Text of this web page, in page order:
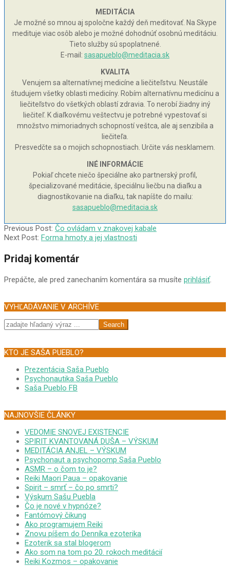
MEDITÁCIA
Je možné so mnou aj spoločne každý deň meditovať. Na Skype
medituje viac osôb alebo je možné dohodnúť osobnú meditáciu.
Tieto služby sú spoplatnené.
E-mail: sasapueblo@meditacia.sk
KVALITA
Venujem sa alternatívnej medicíne a liečiteľstvu. Neustále
študujem všetky oblasti medicíny. Robím alternatívnu medicínu a
liečiteľstvo do všetkých oblastí zdravia. To nerobí žiadny iný
liečiteľ. K diaľkovému veštectvu je potrebné vypestovať si
množstvo mimoriadnych schopností veštca, ale aj senzibila a
liečiteľa.
Presvedčte sa o mojich schopnostiach. Určite vás nesklamem.
INÉ INFORMÁCIE
Pokiaľ chcete niečo špeciálne ako partnerský profil,
špecializované meditácie, špeciálnu liečbu na diaľku a
diagnostikovanie na diaľku, tak napíšte do mailu:
sasapueblo@meditacia.sk
2006-
11-
Previous Post: Čo ovládam v znakovej kabale
Next Post: Forma hmoty a jej vlastnosti
Pridaj komentár
Prepáčte, ale pred zanechaním komentára sa musíte prihlásiť.
VYHĽADÁVANIE V ARCHÍVE
Search
KTO JE SAŠA PUEBLO?
Prezentácia Saša Pueblo
Psychonautika Saša Pueblo
Saša Pueblo FB
NAJNOVŠIE ČLÁNKY
VEDOMIE SNOVEJ EXISTENCIE
SPIRIT KVANTOVANÁ DUŠA – VÝSKUM
MEDITÁCIA ANJEL – VÝSKUM
Psychonaut a psychopomp Saša Pueblo
ASMR – o čom to je?
Reiki Maori Paua – opakovanie
Spirit – smrť – čo po smrti?
Výskum Sašu Puebla
Čo je nové v hypnóze?
Fantómový čikung
Ako programujem Reiki
Znovu píšem do Denníka ezoterika
Ezoterik sa stal blogerom
Ako som na tom po 20. rokoch meditácií
Reiki Kozmos – opakovanie